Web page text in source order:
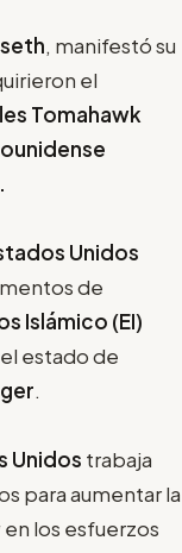
, manifestó su
el
Tomahawk
Unidos
de
Islámico (EI)
estado de
.
Unidos trabaja
para aumentar la
los esfuerzos